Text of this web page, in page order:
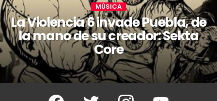
MÚSICA
La Violencia 6 invade Puebla, de
la mano de su creador: Sekta
Core
Facebook Twitter Instagram Youtube